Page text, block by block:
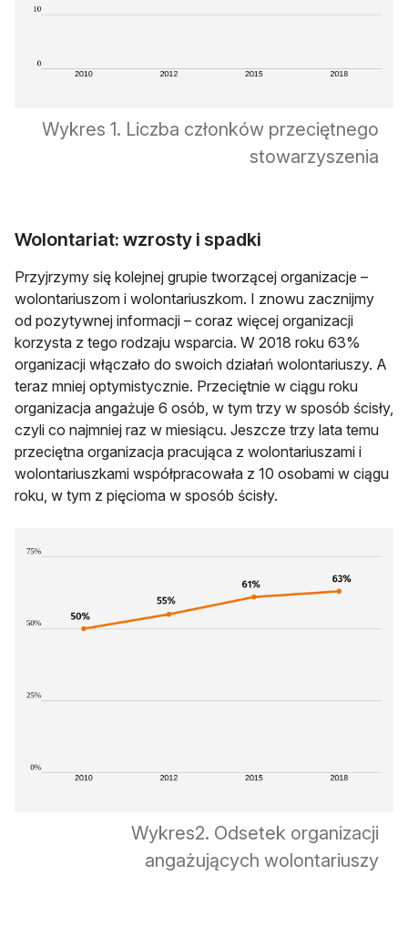
Wykres 1. Liczba członków przeciętnego
stowarzyszenia
Wolontariat: wzrosty i spadki
Przyjrzymy się kolejnej grupie tworzącej organizacje –
wolontariuszom i wolontariuszkom. I znowu zacznijmy
od pozytywnej informacji – coraz więcej organizacji
korzysta z tego rodzaju wsparcia. W 2018 roku 63%
organizacji włączało do swoich działań wolontariuszy. A
teraz mniej optymistycznie. Przeciętnie w ciągu roku
organizacja angażuje 6 osób, w tym trzy w sposób ścisły,
czyli co najmniej raz w miesiącu. Jeszcze trzy lata temu
przeciętna organizacja pracująca z wolontariuszami i
wolontariuszkami współpracowała z 10 osobami w ciągu
roku, w tym z pięcioma w sposób ścisły.
Wykres2. Odsetek organizacji
angażujących wolontariuszy